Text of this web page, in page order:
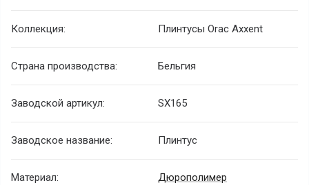
Коллекция: Плинтусы Orac Axxent
Страна производства: Бельгия
Заводской артикул: SX165
Заводское название: Плинтус
Материал: Дюрополимер